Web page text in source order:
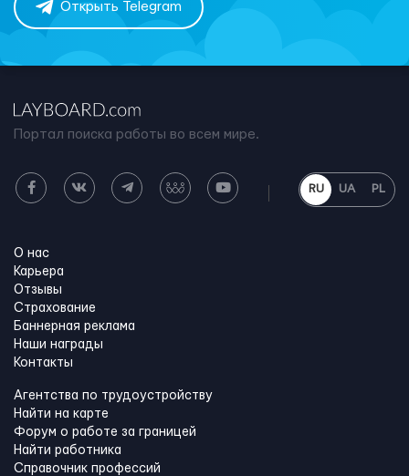
Открыть Telegram
Портал поиска работы во всем мире.
RU UA PL
О нас
Карьера
Отзывы
Страхование
Баннерная реклама
Наши награды
Контакты
Агентства по трудоустройству
Найти на карте
Форум о работе за границей
Найти работника
Справочник профессий